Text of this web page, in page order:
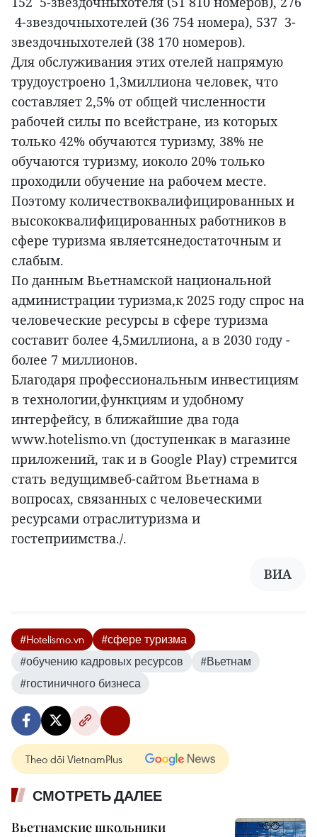
4-звездочныхотелей (36 754 номера), 537 3-
звездочныхотелей (38 170 номеров).
Для обслуживания этих отелей напрямую
трудоустроено 1,3миллиона человек, что
составляет 2,5% от общей численности
рабочей силы по всейстране, из которых
только 42% обучаются туризму, 38% не
обучаются туризму, иоколо 20% только
проходили обучение на рабочем месте.
Поэтому количествоквалифицированных и
высококвалифицированных работников в
сфере туризма являетсянедостаточным и
слабым.
По данным Вьетнамской национальной
администрации туризма,к 2025 году спрос на
человеческие ресурсы в сфере туризма
составит более 4,5миллиона, а в 2030 году -
более 7 миллионов.
Благодаря профессиональным инвестициям
в технологии,функциям и удобному
интерфейсу, в ближайшие два года
www.hotelismo.vn (доступенкак в магазине
приложений, так и в Google Play) стремится
стать ведущимвеб-сайтом Вьетнама в
вопросах, связанных с человеческими
ресурсами отраслитуризма и
гостеприимства./.
ВИА
#Hotelismo.vn
#сфере туризма
#обучению кадровых ресурсов
#Вьетнам
#гостиничного бизнеса
Theo dõi VietnamPlus
СМОТРЕТЬ ДАЛЕЕ
Вьетнамские школьники